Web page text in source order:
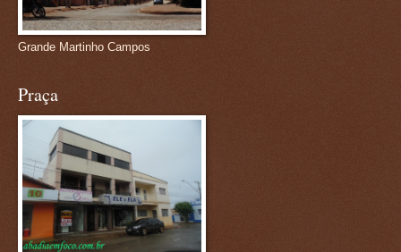
Grande Martinho Campos
Praça